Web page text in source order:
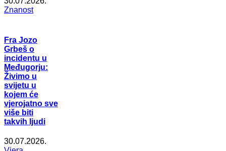
Znanost
Fra Jozo
Grbeš o
incidentu u
Međugorju:
Živimo u
svijetu u
kojem će
vjerojatno sve
više biti
takvih ljudi
30.07.2026.